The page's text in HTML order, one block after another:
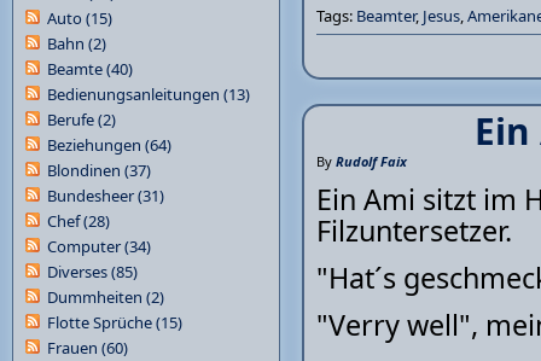
Tags: Beamter, Jesus,
By Rudolf Faix
Ein Ami sitzt im
Filzuntersetzer.
"Hat´s
"Verry well",
Auto(15)
Bahn (2)
Beamte(40)
Bedienungsanleitungen (13)
Berufe(2)
Beziehungen (64)
Blondinen (37)
Bundesheer(31)
Chef(28)
Computer(34)
Diverses(85)
Dummheiten (2)
Flotte Sprüche(15)
Frauen (60)